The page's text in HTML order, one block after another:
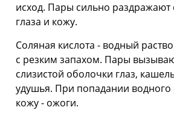
исход. Пары сильно
глаза и кожу.
Соляная кислота - водный
с резким запахом. Пары
слизистой оболочки глаз,
удушья. При попадании водного
кожу - ожоги.